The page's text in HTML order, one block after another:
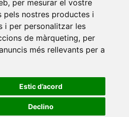
, per mesurar el vostre
pels nostres productes i
i per personalitzar les
de màrqueting, per
més rellevants per a
Estic d’acord
Declino
Plana